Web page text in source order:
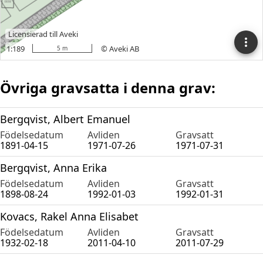
Övriga gravsatta i denna grav:
Bergqvist, Albert Emanuel
Födelsedatum Avliden
Gravsatt
1891-04-15
1971-07-26 1971-07-31
Bergqvist, Anna Erika
Födelsedatum Avliden
Gravsatt
1898-08-24
1992-01-03 1992-01-31
Kovacs, Rakel Anna Elisabet
Födelsedatum Avliden
Gravsatt
1932-02-18
2011-04-10 2011-07-29